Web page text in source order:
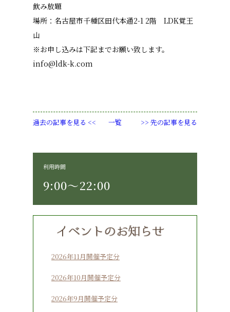
飲み放題
場所：名古屋市千種区田代本通2-1 2階 LDK覚王
山
※お申し込みは下記までお願い致します。
info@ldk-k.com
過去の記事を見る << 一覧 >> 先の記事を見る
利用時間
9:00〜22:00
2026年11月開催予定分
2026年10月開催予定分
2026年9月開催予定分